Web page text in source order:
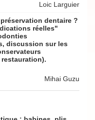
Loic Larguier
dentaire ?
réelles"
discussion sur les
Mihai Guzu